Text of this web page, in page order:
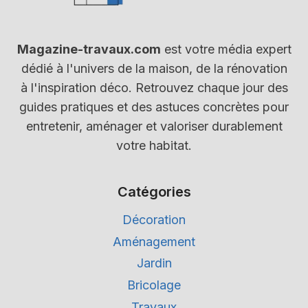
Magazine-travaux.com est votre média expert
dédié à l'univers de la maison, de la rénovation
à l'inspiration déco. Retrouvez chaque jour des
guides pratiques et des astuces concrètes pour
entretenir, aménager et valoriser durablement
votre habitat.
Catégories
Décoration
Aménagement
Jardin
Bricolage